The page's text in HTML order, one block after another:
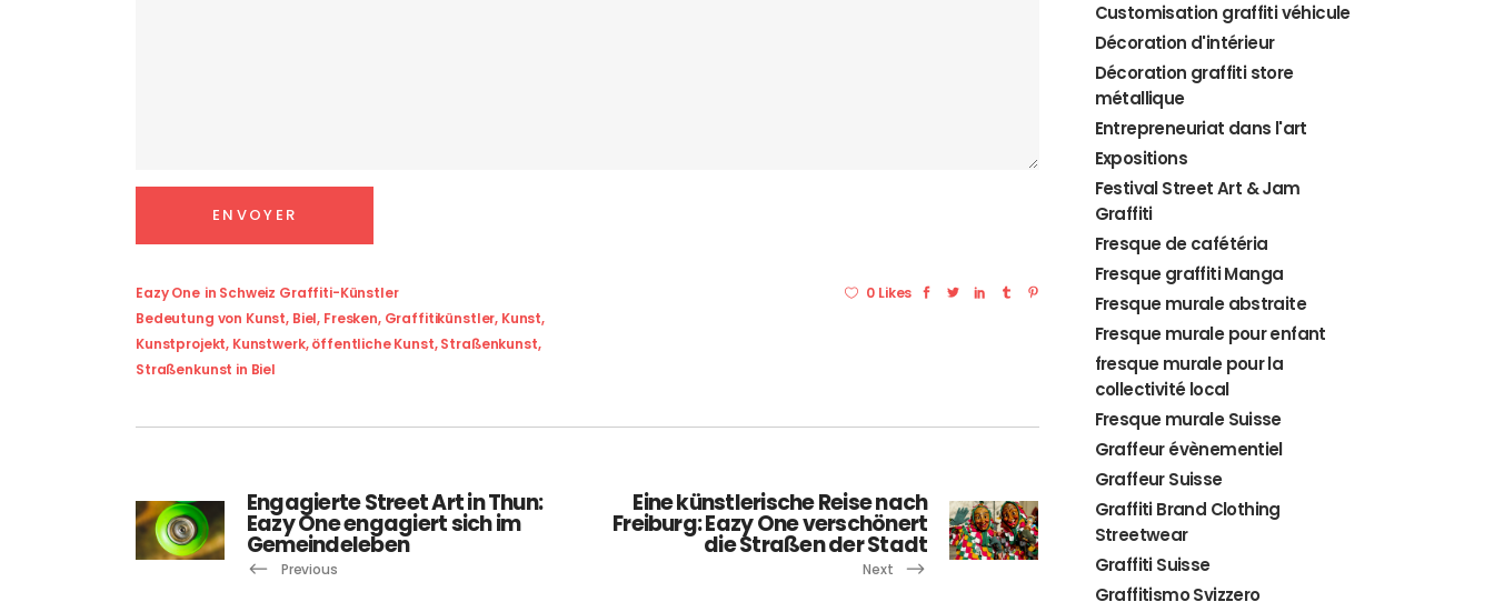
Eazy One in Schweiz Graffiti-Künstler
Bedeutung von Kunst, Biel, Fresken, Graffitikünstler, Kunst,
Kunstprojekt, Kunstwerk,öffentliche Kunst,Straßenkunst,
Straßenkunst in Biel
0 Likes
Engagierte Street Art in Thun:
Eazy One engagiert sich im
Gemeindeleben
Previous
Eine künstlerische Reise nach
Freiburg: Eazy One verschönert
die Straßen der Stadt
Next
Customisation graffiti véhicule
Décoration d'intérieur
Décoration graffiti store
métallique
Entrepreneuriat dans l'art
Expositions
Festival Street Art & Jam
Graffiti
Fresque de cafétéria
Fresque graffiti Manga
Fresque murale abstraite
Fresque murale pour enfant
fresque murale pour la
collectivité local
Fresque murale Suisse
Graffeur évènementiel
Graffeur Suisse
Graffiti Brand Clothing
Streetwear
Graffiti Suisse
Graffitismo Svizzero